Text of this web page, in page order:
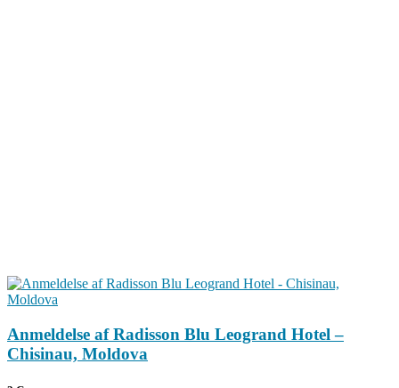
Anmeldelse af Radisson Blu Leogrand Hotel –
Chisinau, Moldova